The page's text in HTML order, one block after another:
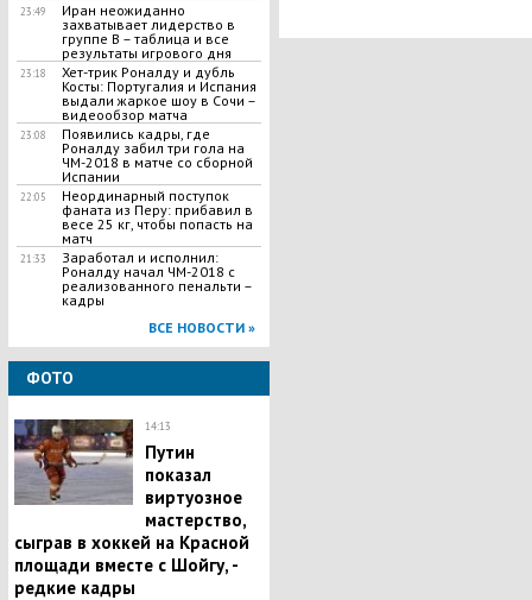
23:49
Иран неожиданно
захватывает лидерство в
группе В – таблица и все
результаты игрового дня
23:18
Хет-трик Роналду и дубль
Косты: Португалия и Испания
выдали жаркое шоу в Сочи –
видеообзор матча
23:08
Появились кадры, где ​
Роналду забил три гола на
ЧМ-2018 в матче со сборной
Испании
22:05
​Неординарный поступок
фаната из Перу: прибавил в
весе 25 кг, чтобы попасть на
матч
21:33
Заработал и исполнил:
Роналду начал ЧМ-2018 с
реализованного пенальти –
кадры
ВСЕ НОВОСТИ »
ФОТО
14:13
Путин
показал
виртуозное
мастерство,
сыграв в хоккей на Красной
площади вместе с Шойгу, -
редкие кадры